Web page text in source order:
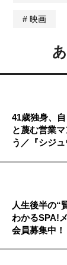
映画
41歳独身、自
と蔑む営業
う／『シジ
人生後半の“
わかるSPA!
会員募集中！